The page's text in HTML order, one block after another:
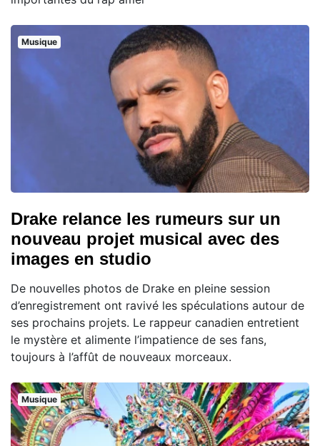
Musique
Drake relance les rumeurs sur un
nouveau projet musical avec des
images en studio
De nouvelles photos de Drake en pleine session
d’enregistrement ont ravivé les spéculations autour de
ses prochains projets. Le rappeur canadien entretient
le mystère et alimente l’impatience de ses fans,
toujours à l’affût de nouveaux morceaux.
Musique